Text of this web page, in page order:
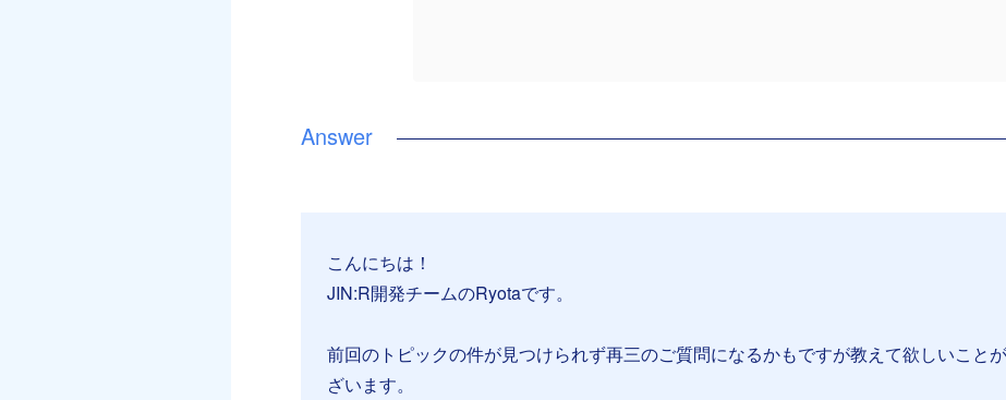
こんにちは！
JIN:R開発チームのRyotaです。
前回のトピックの件が見つけられず再三のご質問になるかもですが教えて欲しいこと
ざいます。